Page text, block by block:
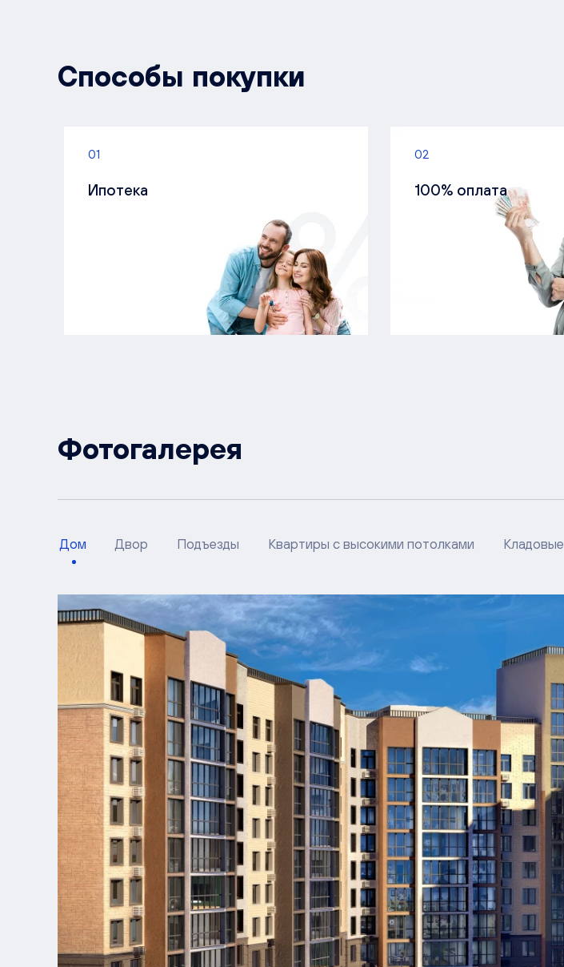
Способы покупки
01
Ипотека
02
100% оплата
Фотогалерея
Дом Двор Подъезды Квартиры с высокими потолками Кладовые